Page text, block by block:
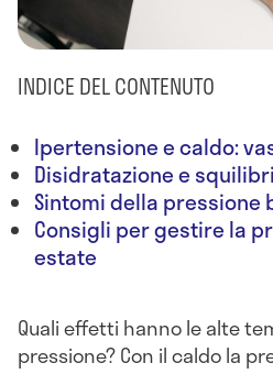
INDICE DEL CONTENUTO
Ipertensione e caldo:
Disidratazione e
Sintomi della pressione
Consigli per gestire la
estate
Quali effetti hanno le alte
pressione? Con il caldo la